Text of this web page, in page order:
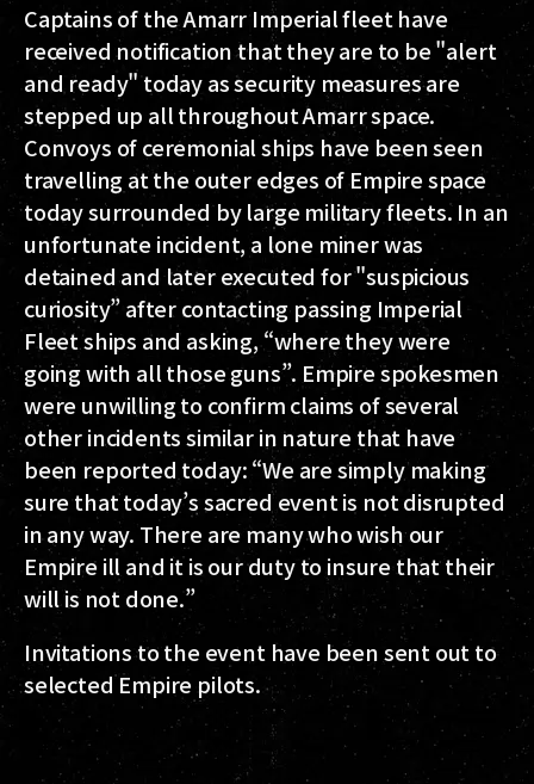
Captains of the Amarr Imperial fleet have
received notification that they are to be "alert
and ready" today as security measures are
stepped up all throughout Amarr space.
Convoys of ceremonial ships have been seen
travelling at the outer edges of Empire space
today surrounded by large military fleets. In an
unfortunate incident, a lone miner was
detained and later executed for "suspicious
curiosity” after contacting passing Imperial
Fleet ships and asking, “where they were
going with all those guns”. Empire spokesmen
were unwilling to confirm claims of several
other incidents similar in nature that have
been reported today: “We are simply making
sure that today’s sacred event is not disrupted
in any way. There are many who wish our
Empire ill and it is our duty to insure that their
will is not done.”
Invitations to the event have been sent out to
selected Empire pilots.